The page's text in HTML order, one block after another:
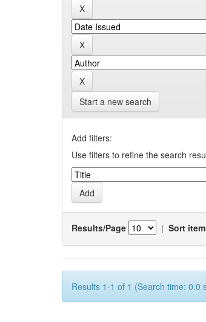
Start a new search
Add filters:
Use filters to refine the search
Results/Page | Sort
Results 1-1 of 1 (Search time: 0.0